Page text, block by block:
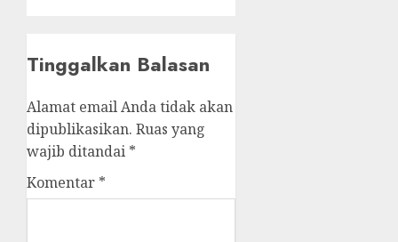
Tinggalkan Balasan
Alamat email Anda tidak akan
dipublikasikan. Ruas yang
wajib ditandai *
Komentar *